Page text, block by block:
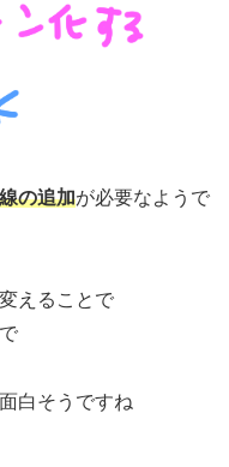
の追加が必要なようで
えることで
白そうですね